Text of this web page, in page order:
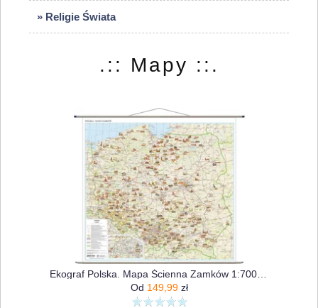
» Religie Świata
.:: Mapy ::.
Od 149,99 zł